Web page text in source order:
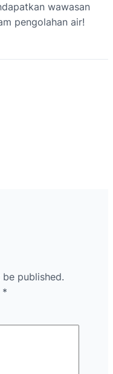
wawasan
pengolahan air!
published.
*